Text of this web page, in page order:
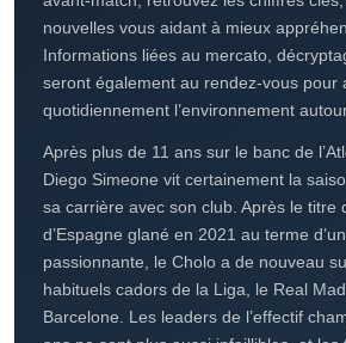
Toute l'actualité de l'
Madrid
Score.fr vous assure durant toute la
complète de l’Atlético de Madrid et de
avant-match, retrouvez les chiffres
nouvelles vous aidant à mieux
Informations liées au mercato,
seront également au rendez-vous pour
quotidiennement l’environnement
Après plus de 11 ans sur le banc de
Diego Simeone vit certainement la